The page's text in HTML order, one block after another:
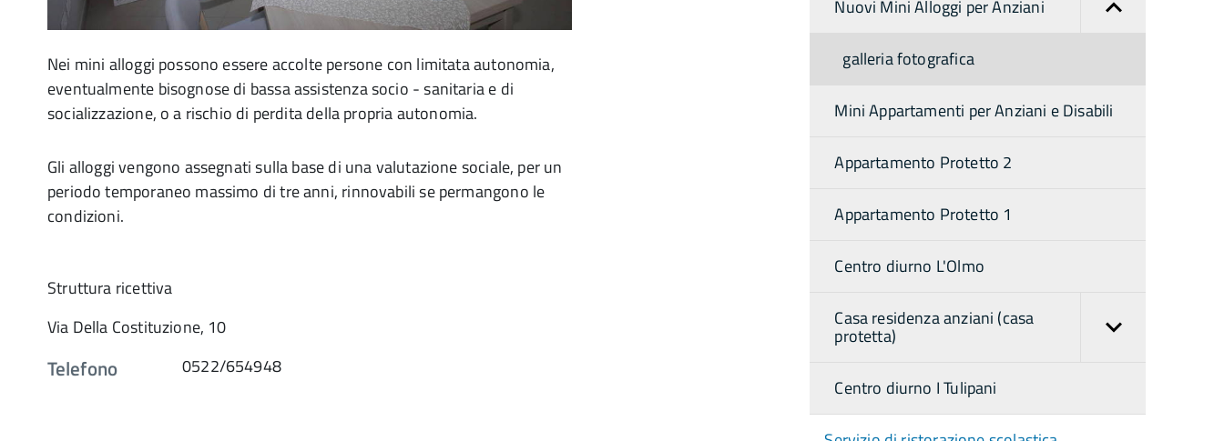
Nei mini alloggi possono essere accolte persone con limitata autonomia,
eventualmente bisognose di bassa assistenza socio - sanitaria e di
socializzazione, o a rischio di perdita della propria autonomia.
Gli alloggi vengono assegnati sulla base di una valutazione sociale, per un
periodo temporaneo massimo di tre anni, rinnovabili se permangono le
condizioni.
Struttura ricettiva
Via Della Costituzione, 10
Telefono 0522/654948
Nuovi Mini Alloggi per Anziani
galleria fotografica
Mini Appartamenti per Anziani e Disabili
Appartamento Protetto 2
Appartamento Protetto 1
Centro diurno L'Olmo
Casa residenza anziani (casa
protetta)
Centro diurno I Tulipani